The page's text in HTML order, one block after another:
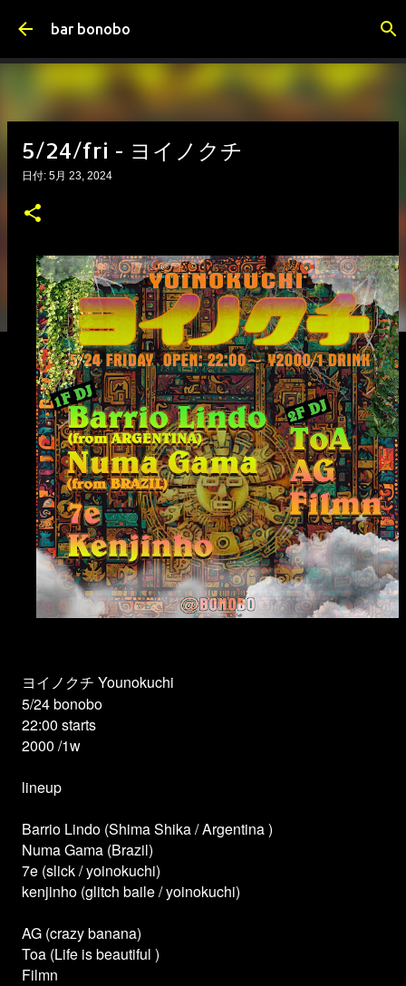
スキップしてメイン コンテンツに移動
bar bonobo
5/24/fri - ヨイノクチ
日付: 5月 23, 2024
ヨイノクチ Younokuchi
5/24 bonobo
22:00 starts
2000 /1w
lineup
Barrio Lindo (Shima Shika / Argentina )
Numa Gama (Brazil)
7e (slick / yoinokuchi)
kenjinho (glitch baile / yoinokuchi)
AG (crazy banana)
Toa (Life is beautiful )
Filmn